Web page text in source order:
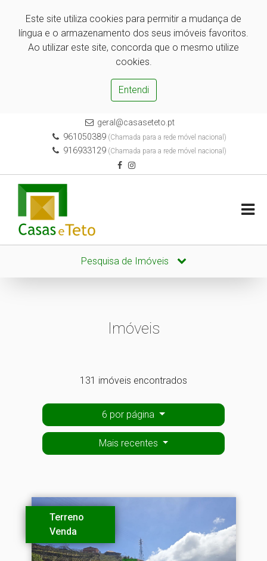
Este site utiliza cookies para permitir a mudança de
língua e o armazenamento dos seus imóveis favoritos.
Ao utilizar este site, concorda que o mesmo utilize
cookies.
Entendi
geral@casaseteto.pt
961050389 (Chamada para a rede móvel nacional)
916933129 (Chamada para a rede móvel nacional)
Pesquisa de Imóveis
Imóveis
131 imóveis encontrados
6 por página
Mais recentes
Terreno
Venda